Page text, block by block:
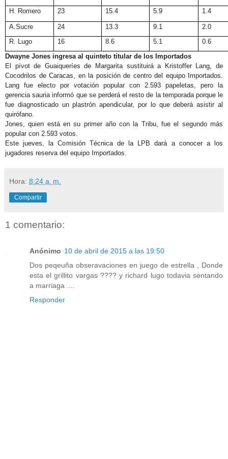
H. Romero
23 15.4 5.9 1.4
A.Sucre 24 13.3 9.1
2.0
R. Lugo
16 8.6 5.1
0.6
Dwayne Jones ingresa al quinteto titular de los Importados
El pívot de Guaiqueríes de Margarita sustituirá a Kristoffer Lang, de
Cocodrilos de Caracas, en la posición de centro del equipo Importados.
Lang fue electo por votación popular con 2.593 papeletas, pero la
gerencia sauria informó que se perderá el resto de la temporada porque le
fue diagnosticado un plastrón apendicular, por lo que deberá asistir al
quirófano.
Jones, quien está en su primer año con la Tribu, fue el segundo más
popular con 2.593 votos.
Este jueves, la Comisión Técnica de la LPB dará a conocer a los
jugadores reserva del equipo Importados.
Hora: 8:24 a. m.
Compartir
1 comentario:
Anónimo 10 de abril de 2015 a las 19:50
Dos peqeuña obseravaciones en juego de estrella , Donde
esta el grillito vargas ???? y richard lugo todavia sentando
a marriaga ....
Responder